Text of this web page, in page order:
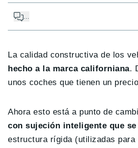
...
La calidad constructiva de los
hecho a la marca californiana.
unos coches que tienen un
Ahora esto está a punto de
con sujeción inteligente que
estructura rígida (utilizadas